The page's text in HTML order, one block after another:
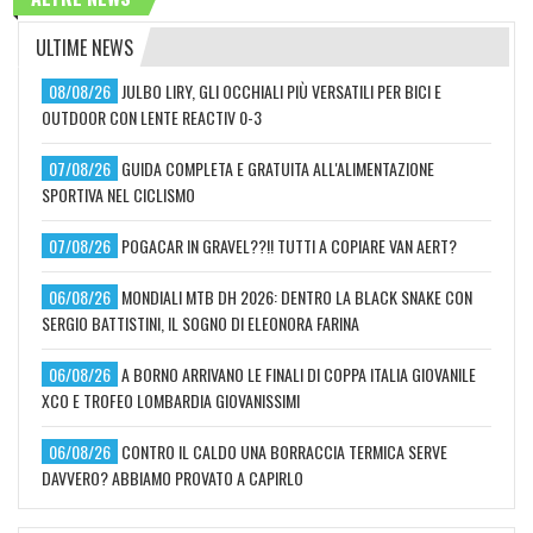
ULTIME NEWS
08/08/26 JULBO LIRY, GLI OCCHIALI PIÙ VERSATILI PER BICI E
OUTDOOR CON LENTE REACTIV 0-3
07/08/26 GUIDA COMPLETA E GRATUITA ALL'ALIMENTAZIONE
SPORTIVA NEL CICLISMO
07/08/26 POGACAR IN GRAVEL??!! TUTTI A COPIARE VAN AERT?
06/08/26 MONDIALI MTB DH 2026: DENTRO LA BLACK SNAKE CON
SERGIO BATTISTINI, IL SOGNO DI ELEONORA FARINA
06/08/26 A BORNO ARRIVANO LE FINALI DI COPPA ITALIA GIOVANILE
XCO E TROFEO LOMBARDIA GIOVANISSIMI
06/08/26 CONTRO IL CALDO UNA BORRACCIA TERMICA SERVE
DAVVERO? ABBIAMO PROVATO A CAPIRLO